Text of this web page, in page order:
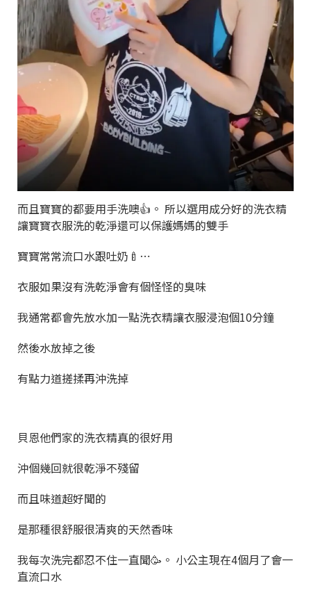
而且寶寶的都要用手洗噢👍。 所以選用成分好的洗衣精
讓寶寶衣服洗的乾淨還可以保護媽媽的雙手
寶寶常常流口水跟吐奶🍼⋯
衣服如果沒有洗乾淨會有個怪怪的臭味
我通常都會先放水加一點洗衣精讓衣服浸泡個10分鐘
然後水放掉之後
有點力道搓揉再沖洗掉
貝恩他們家的洗衣精真的很好用
沖個幾回就很乾淨不殘留
而且味道超好聞的
是那種很舒服很清爽的天然香味
我每次洗完都忍不住一直聞🥳。 小公主現在4個月了會一
直流口水